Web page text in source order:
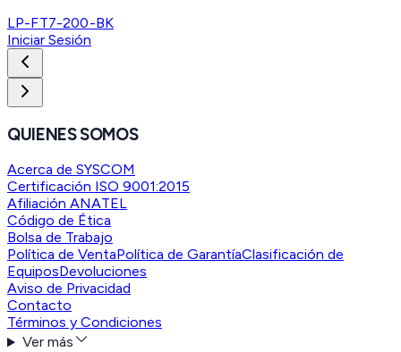
LP-FT7-200-BK
Iniciar Sesión
QUIENES SOMOS
Acerca de SYSCOM
Certificación ISO 9001:2015
Afiliación ANATEL
Código de Ética
Bolsa de Trabajo
Política de VentaPolítica de GarantíaClasificación de
EquiposDevoluciones
Aviso de Privacidad
Contacto
Términos y Condiciones
Ver más